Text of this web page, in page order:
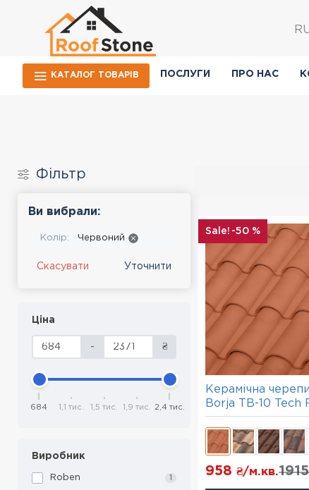
КАТАЛОГ ТОВАРIВ ПОСЛУГИ ПРО НАС
Фiльтр
Ви вибрали:
Колір: Червоний
Скасувати Уточнити
Ціна
- ₴
684 1,1 тис. 1,5 тис. 1,9 тис. 2,4 тис.
Виробник
Roben 1
-50 %
Керамічна
Borja TB-10 Tech
958 ₴/м.кв.